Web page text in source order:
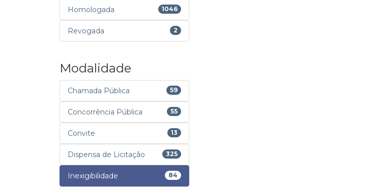
Homologada 1046
Revogada 2
Modalidade
Chamada Pública 59
Concorrência Pública 55
Convite 13
Dispensa de Licitação 325
Inexigibilidade 84